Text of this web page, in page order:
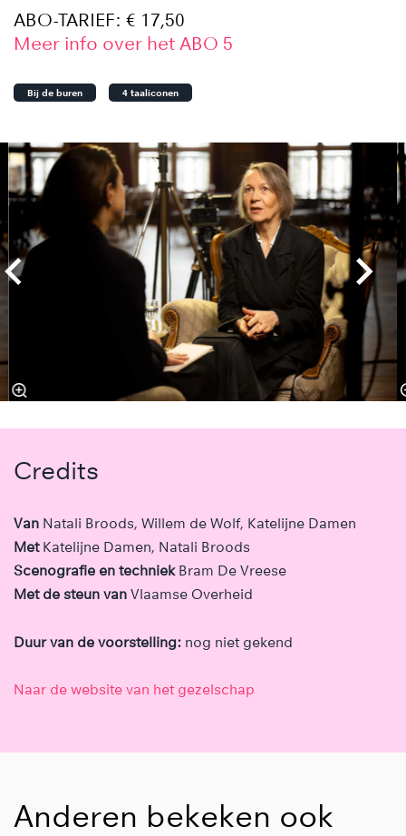
ABO-TARIEF: € 17,50
Meer info over het ABO 5
Bij de buren 4 taaliconen
Overslaan
Credits
Van Natali Broods, Willem de Wolf, Katelijne Damen
MetKatelijne Damen, Natali Broods
Scenografie en techniekBram De Vreese
Met de steun van Vlaamse Overheid
Duur van de voorstelling: nog niet gekend
Naar de website van het gezelschap
Anderen bekeken ook